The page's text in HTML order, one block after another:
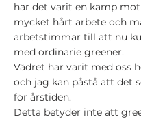
har det varit en kamp
mycket hårt arbete och
arbetstimmar till att nu
med ordinarie greener.
Vädret har varit med oss
och jag kan påstå att det
för årstiden.
Detta betyder inte att